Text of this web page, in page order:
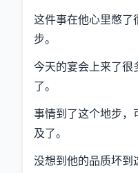
这件事在他心里憋了
步。
今天的宴会上来了很
了。
事情到了这个地步，
及了。
没想到他的品质坏到